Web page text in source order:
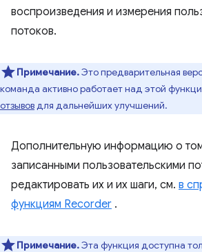
воспроизведения и измерения
потоков.
Примечание.Это предварительная
команда активно работает над этой
отзывовдля дальнейших улучшений.
Дополнительную информацию о
записанными пользовательскими
редактировать их и их шаги, см. в
функциям Recorder .
Примечание.Эта функция доступна